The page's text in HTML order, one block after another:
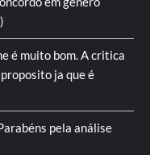
é muito bom. A critica
ja que é
pela análise